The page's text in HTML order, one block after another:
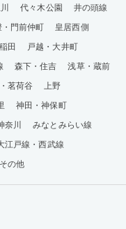
代々木公園
井の頭線
・門前仲町
皇居西側
田
戸越・大井町
森下・住吉
浅草・蔵前
茗荷谷
上野
神田・神保町
奈川
みなとみらい線
江戸線・西武線
その他